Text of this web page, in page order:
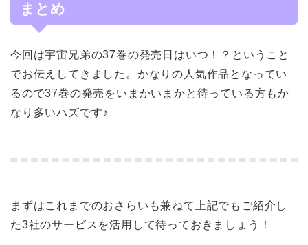
まとめ
今回は宇宙兄弟の37巻の発売日はいつ！？ということ
でお伝えしてきました。かなりの人気作品となってい
るので37巻の発売をいまかいまかと待っている方もか
なり多いハズです♪
まずはこれまでのおさらいも兼ねて上記でもご紹介し
た3社のサービスを活用して待っておきましょう！